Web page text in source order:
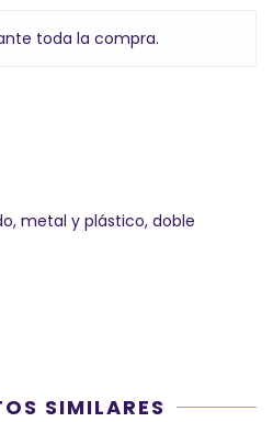
toda la compra.
metal y plástico, doble
SIMILARES